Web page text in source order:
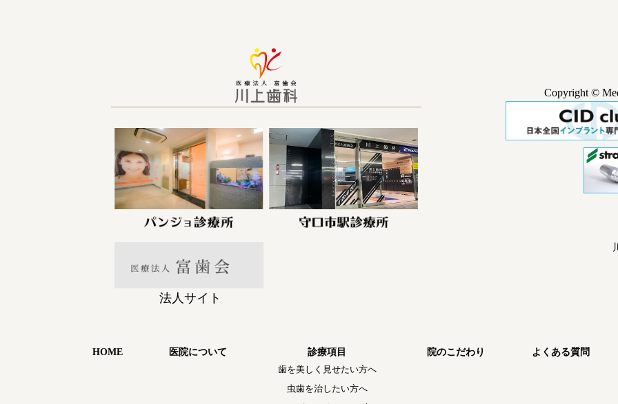
法人サイト
Copyright ©
HOME 医院について
診療項目
歯を美しく見せたい方へ
虫歯を治したい方へ
院のこだわり よくある質問